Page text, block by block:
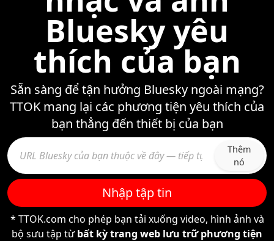
Bluesky yêu
thích của bạn
Sẵn sàng để tận hưởng Bluesky ngoài mạng?
TTOK mang lại các phương tiện yêu thích của
bạn thẳng đến thiết bị của bạn
Thêm
nó
Nhập tập tin
* TTOK.com cho phép bạn tải xuống video, hình ảnh và
bộ sưu tập từbất kỳ trang web lưu trữ phương tiện